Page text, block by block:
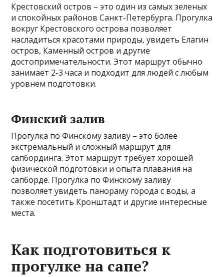
Крестовский остров – это один из самых зеленых
и спокойных районов Санкт-Петербурга. Прогулка
вокруг Крестовского острова позволяет
насладиться красотами природы, увидеть Елагин
остров, Каменный остров и другие
достопримечательности. Этот маршрут обычно
занимает 2-3 часа и подходит для людей с любым
уровнем подготовки.
Финский залив
Прогулка по Финскому заливу – это более
экстремальный и сложный маршрут для
сапбординга. Этот маршрут требует хорошей
физической подготовки и опыта плавания на
сапборде. Прогулка по Финскому заливу
позволяет увидеть панораму города с воды, а
также посетить Кронштадт и другие интересные
места.
Как подготовиться к
прогулке на сапе?